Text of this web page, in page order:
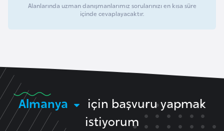
Alanlarında uzman danışmanlarımız sorularınızı en kısa süre
içinde cevaplayacaktır.
Almanya
için başvuru yapmak
istiyorum
i
n
a
F